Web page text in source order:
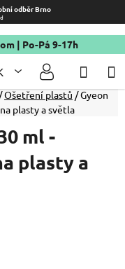
odběr Brno
| Po-Pá 9-17h
/Ošetření plastů /Gyeon
plasty a světla
ml -
plasty a